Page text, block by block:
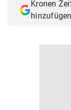
Kronen
hinzufügen